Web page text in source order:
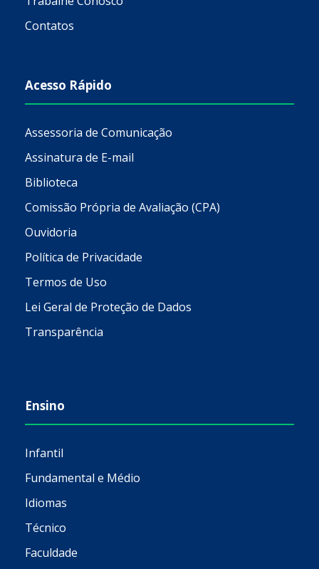
Contatos
Acesso Rápido
Assessoria de Comunicação
Assinatura de E-mail
Biblioteca
Comissão Própria de Avaliação (CPA)
Ouvidoria
Política de Privacidade
Termos de Uso
Lei Geral de Proteção de Dados
Transparência
Ensino
Infantil
Fundamental e Médio
Idiomas
Técnico
Faculdade